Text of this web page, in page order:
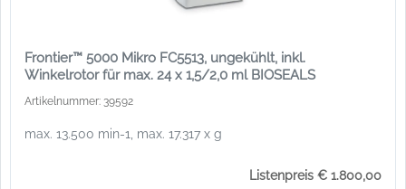
Frontier™ 5000 Mikro FC5513, ungekühlt, inkl.
Winkelrotor für max. 24 x 1,5/2,0 ml BIOSEALS
Artikelnummer: 39592
max. 13.500 min-1, max. 17.317 x g
Listenpreis € 1.800,00